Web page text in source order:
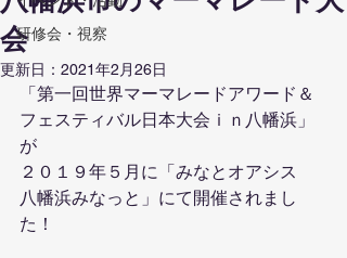
研修会・視察
会
更新日： 2021年2月26日
「第一回世界マーマレードアワード＆
フェスティバル日本大会ｉｎ八幡浜」
が
２０１９年５月に「みなとオアシス
八幡浜みなっと」にて開催されまし
た！